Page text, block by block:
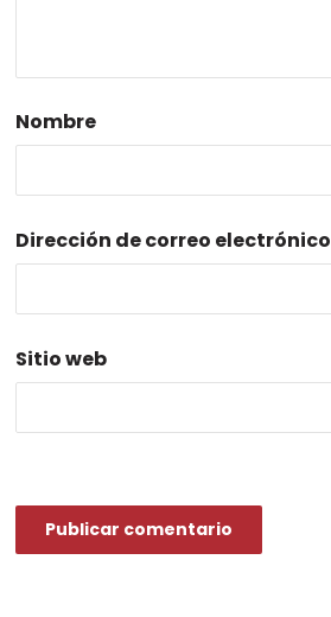
Nombre
Dirección de correo electrónico
Sitio web